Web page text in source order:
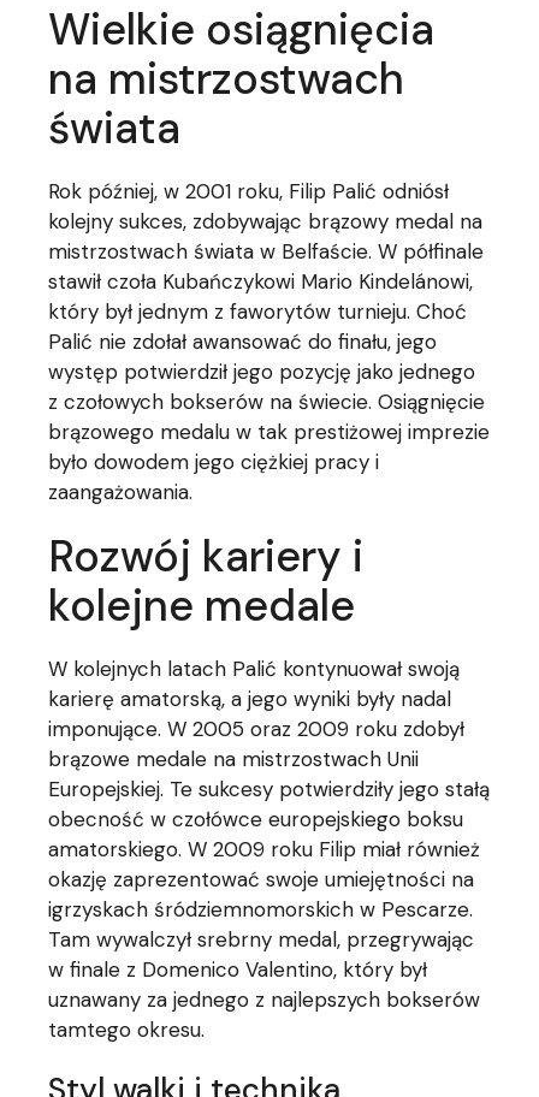
Wielkie osiągnięcia
na mistrzostwach
świata
Rok później, w 2001 roku, Filip Palić odniósł
kolejny sukces, zdobywając brązowy medal na
mistrzostwach świata w Belfaście. W półfinale
stawił czoła Kubańczykowi Mario Kindelánowi,
który był jednym z faworytów turnieju. Choć
Palić nie zdołał awansować do finału, jego
występ potwierdził jego pozycję jako jednego
z czołowych bokserów na świecie. Osiągnięcie
brązowego medalu w tak prestiżowej imprezie
było dowodem jego ciężkiej pracy i
zaangażowania.
Rozwój kariery i
kolejne medale
W kolejnych latach Palić kontynuował swoją
karierę amatorską, a jego wyniki były nadal
imponujące. W 2005 oraz 2009 roku zdobył
brązowe medale na mistrzostwach Unii
Europejskiej. Te sukcesy potwierdziły jego stałą
obecność w czołówce europejskiego boksu
amatorskiego. W 2009 roku Filip miał również
okazję zaprezentować swoje umiejętności na
igrzyskach śródziemnomorskich w Pescarze.
Tam wywalczył srebrny medal, przegrywając
w finale z Domenico Valentino, który był
uznawany za jednego z najlepszych bokserów
tamtego okresu.